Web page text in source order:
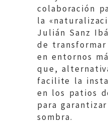
colaboración
la
Julián Sanz
de transformar
en entornos
que,
facilite la
en los patios
para
sombra.